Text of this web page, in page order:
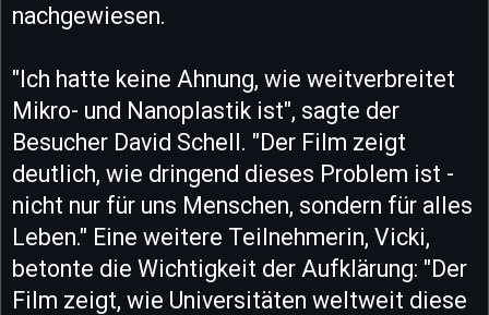
nachgewiesen.
"Ich hatte keine Ahnung, wie weitverbreitet
Mikro- und Nanoplastik ist", sagte der
Besucher David Schell. "Der Film zeigt
deutlich, wie dringend dieses Problem ist -
nicht nur für uns Menschen, sondern für alles
Leben." Eine weitere Teilnehmerin, Vicki,
betonte die Wichtigkeit der Aufklärung: "Der
Film zeigt, wie Universitäten weltweit diese